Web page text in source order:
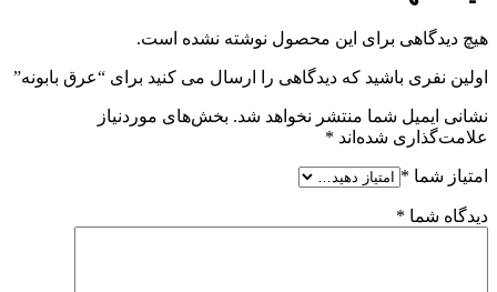
هیچ دیدگاهی برای این محصول نوشته نشده است.
اولین نفری باشید که دیدگاهی را ارسال می کنید برای “عرق بابونه”
نشانی ایمیل شما منتشر نخواهد شد. بخش‌های موردنیاز
علامت‌گذاری شده‌اند *
امتیاز شما *
دیدگاه شما *